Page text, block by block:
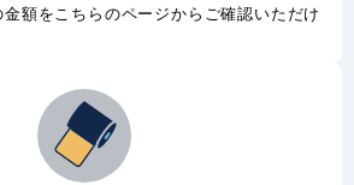
額をこちらのページからご確認いただけ